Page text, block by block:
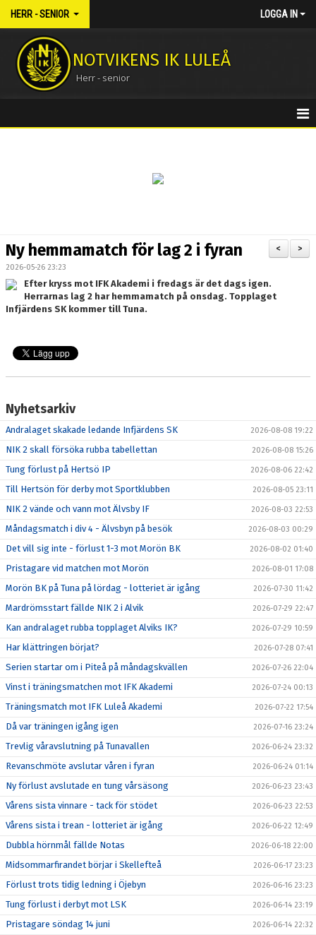
HERR - SENIOR LOGGA IN
NOTVIKENS IK LULEÅ
Herr - senior
TRUPPEN
BILDGALLERI
KONTAKT
MATCHFAKTA
>
<
Ny hemmamatch för lag 2 i fyran
2026-05-26 23:23
Efter kryss mot IFK Akademi i fredags är det dags igen.
Herrarnas lag 2 har hemmamatch på onsdag. Topplaget
Infjärdens SK kommer till Tuna.
Nyhetsarkiv
Andralaget skakade ledande Infjärdens SK 2026-08-08 19:22
NIK 2 skall försöka rubba tabellettan 2026-08-08 15:26
Tung förlust på Hertsö IP 2026-08-06 22:42
Till Hertsön för derby mot Sportklubben 2026-08-05 23:11
NIK 2 vände och vann mot Älvsby IF 2026-08-03 22:53
Måndagsmatch i div 4 - Älvsbyn på besök 2026-08-03 00:29
Det vill sig inte - förlust 1-3 mot Morön BK 2026-08-02 01:40
Pristagare vid matchen mot Morön 2026-08-01 17:08
Morön BK på Tuna på lördag - lotteriet är igång 2026-07-30 11:42
Mardrömsstart fällde NIK 2 i Alvik 2026-07-29 22:47
Kan andralaget rubba topplaget Alviks IK? 2026-07-29 10:59
Har klättringen börjat? 2026-07-28 07:41
Serien startar om i Piteå på måndagskvällen 2026-07-26 22:04
Vinst i träningsmatchen mot IFK Akademi 2026-07-24 00:13
Träningsmatch mot IFK Luleå Akademi 2026-07-22 17:54
Då var träningen igång igen 2026-07-16 23:24
Trevlig våravslutning på Tunavallen 2026-06-24 23:32
Revanschmöte avslutar våren i fyran 2026-06-24 01:14
Ny förlust avslutade en tung vårsäsong 2026-06-23 23:43
Vårens sista vinnare - tack för stödet 2026-06-23 22:53
Vårens sista i trean - lotteriet är igång 2026-06-22 12:49
Dubbla hörnmål fällde Notas 2026-06-18 22:00
Midsommarfirandet börjar i Skellefteå 2026-06-17 23:23
Förlust trots tidig ledning i Öjebyn 2026-06-16 23:23
Tung förlust i derbyt mot LSK 2026-06-14 23:19
Pristagare söndag 14 juni 2026-06-14 22:32